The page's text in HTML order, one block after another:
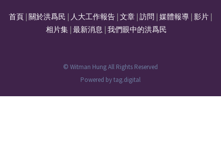
首頁 關於洪爲民 人大工作報告 文章 訪問 媒體報導 影片
相片集| 最新消息 我們眼中的洪爲民
© Witman Hung All Rights Reserved
Powered bytag.digital